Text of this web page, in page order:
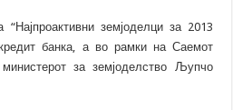
земјоделци за 2013
банка, а во рамки на Саемот
за земјоделство Љупчо